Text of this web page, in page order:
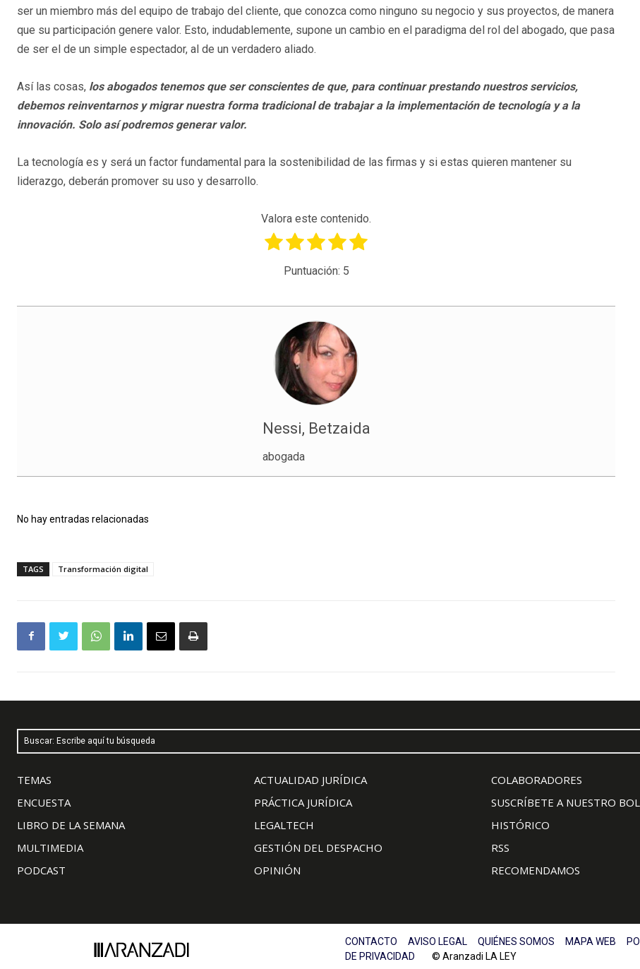
ser un miembro más del equipo de trabajo del cliente, que conozca como ninguno su negocio y sus proyectos, de manera
que su participación genere valor. Esto, indudablemente, supone un cambio en el paradigma del rol del abogado, que pasa
de ser el de un simple espectador, al de un verdadero aliado.
Así las cosas, los abogados tenemos que ser conscientes de que, para continuar prestando nuestros servicios,
debemos reinventarnos y migrar nuestra forma tradicional de trabajar a la implementación de tecnología y a la
innovación. Solo así podremos generar valor.
La tecnología es y será un factor fundamental para la sostenibilidad de las firmas y si estas quieren mantener su
liderazgo, deberán promover su uso y desarrollo.
Valora este contenido.
Puntuación: 5
Nessi, Betzaida
abogada
No hay entradas relacionadas
TAGS Transformación digital
Buscar: Escribe aquí tu búsqueda
TEMAS
ENCUESTA
LIBRO DE LA SEMANA
MULTIMEDIA
PODCAST
ACTUALIDAD JURÍDICA
PRÁCTICA JURÍDICA
LEGALTECH
GESTIÓN DEL DESPACHO
OPINIÓN
COLABORADORES
SUSCRÍBETE A NUESTRO
HISTÓRICO
RSS
RECOMENDAMOS
CONTACTO AVISO LEGAL QUIÉNES SOMOS MAPA WEB
DE PRIVACIDAD © Aranzadi LA LEY